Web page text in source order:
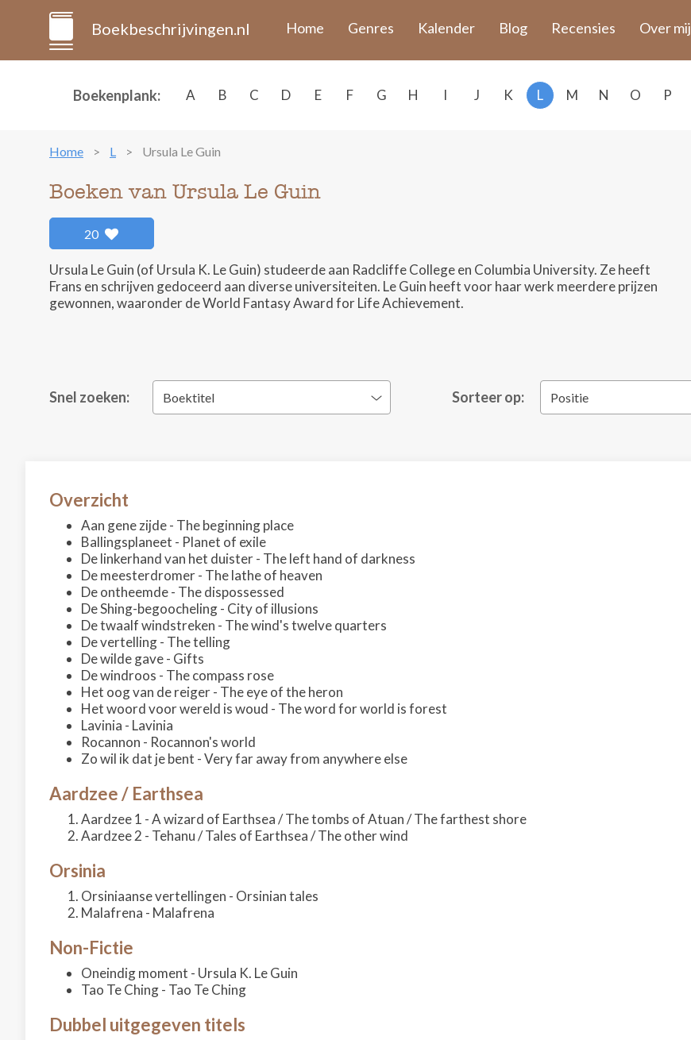
Boekbeschrijvingen.nl Home Genres Kalender Blog Recensies Over mij
Boekenplank: A B C D E F G H I J K L M N O P
Home L Ursula Le Guin
Boeken van Ursula Le Guin
20
Ursula Le Guin (of Ursula K. Le Guin) studeerde aan Radcliffe College en Columbia University. Ze heeft
Frans en schrijven gedoceerd aan diverse universiteiten. Le Guin heeft voor haar werk meerdere prijzen
gewonnen, waaronder de World Fantasy Award for Life Achievement.
Snel zoeken: Boektitel Sorteer op: Positie
Overzicht
Aan gene zijde - The beginning place
Ballingsplaneet - Planet of exile
De linkerhand van het duister - The left hand of darkness
De meesterdromer - The lathe of heaven
De ontheemde - The dispossessed
De Shing-begoocheling - City of illusions
De twaalf windstreken - The wind's twelve quarters
De vertelling - The telling
De wilde gave - Gifts
De windroos - The compass rose
Het oog van de reiger - The eye of the heron
Het woord voor wereld is woud - The word for world is forest
Lavinia - Lavinia
Rocannon - Rocannon's world
Zo wil ik dat je bent - Very far away from anywhere else
Aardzee / Earthsea
Aardzee 1 - A wizard of Earthsea / The tombs of Atuan / The farthest shore
Aardzee 2 - Tehanu / Tales of Earthsea / The other wind
Orsinia
Orsiniaanse vertellingen - Orsinian tales
Malafrena - Malafrena
Non-Fictie
Oneindig moment - Ursula K. Le Guin
Tao Te Ching - Tao Te Ching
Dubbel uitgegeven titels